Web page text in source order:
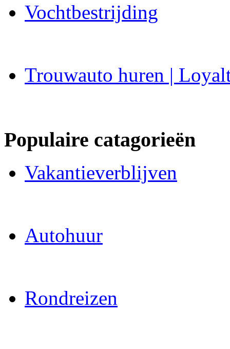
Vochtbestrijding
Trouwauto huren |
Populaire catagorieën
Vakantieverblijven
Autohuur
Rondreizen